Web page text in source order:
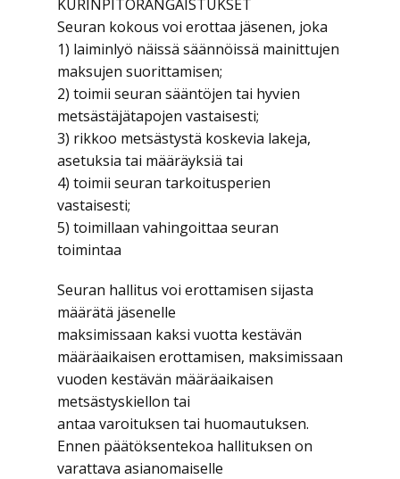
KURINPITORANGAISTUKSET
Seuran kokous voi erottaa jäsenen, joka
1) laiminlyö näissä säännöissä mainittujen
maksujen suorittamisen;
2) toimii seuran sääntöjen tai hyvien
metsästäjätapojen vastaisesti;
3) rikkoo metsästystä koskevia lakeja,
asetuksia tai määräyksiä tai
4) toimii seuran tarkoitusperien
vastaisesti;
5) toimillaan vahingoittaa seuran
toimintaa
Seuran hallitus voi erottamisen sijasta
määrätä jäsenelle
maksimissaan kaksi vuotta kestävän
määräaikaisen erottamisen, maksimissaan
vuoden kestävän määräaikaisen
metsästyskiellon tai
antaa varoituksen tai huomautuksen.
Ennen päätöksentekoa hallituksen on
varattava asianomaiselle